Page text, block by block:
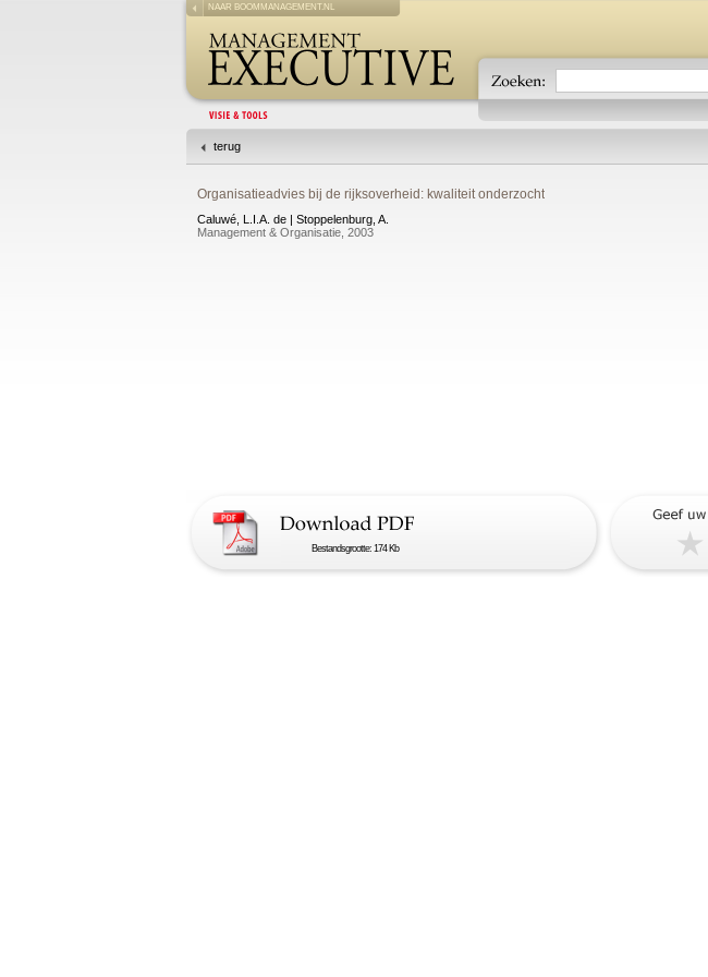
NAAR BOOMMANAGEMENT.NL
terug
Organisatieadvies bij de rijksoverheid: kwaliteit onderzocht
Caluwé, L.I.A. de | Stoppelenburg, A.
Management & Organisatie, 2003
Bestandsgrootte: 174 Kb